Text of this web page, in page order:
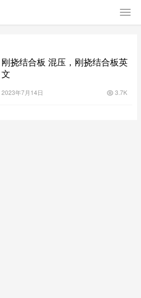
刚挠结合板 混压，刚挠结合板英
文
2023年7月14日 3.7K